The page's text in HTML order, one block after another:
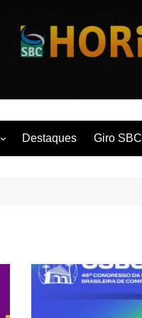
Destaques Giro SBC